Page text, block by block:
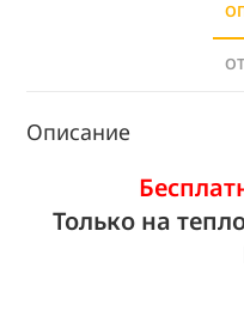
Описание
Только на